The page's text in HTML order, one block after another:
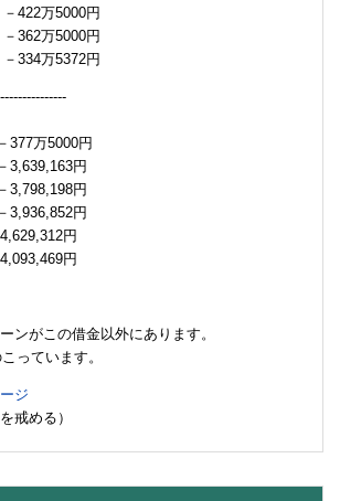
422万5000円
362万5000円
334万5372円
万5000円
円
円
円
円
円
ンがこの借金以外にあります。
っています。
ジ
戒める）